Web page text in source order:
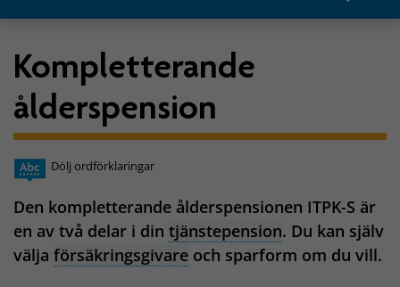
Kompletterande
ålderspension
Dölj ordförklaringar
Den kompletterande ålderspensionen ITPK-S är
en av två delar i din tjänstepension. Du kan själv
välja försäkringsgivare och sparform om du vill.